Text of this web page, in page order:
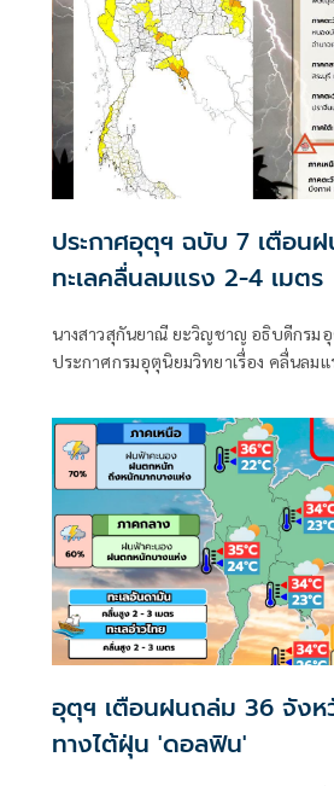
ประกาศอุตุฯ ฉบับ 7 เตือน
ทะเลคลื่นลมแรง 2-4 เมตร
นางสาวสุกันยาณี ยะวิญชาญ อธิบดีกรม
ประกาศกรมอุตุนิยมวิทยาเรื่อง คลื่นลมแ
มากบริเวณประเทศไทย
อุตุฯ เตือนฝนถล่ม 36 จังห
ทางไต้ฝุ่น 'ดอลฟิน'